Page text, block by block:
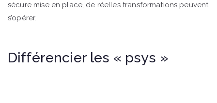
sécure mise en place, de réelles transformations peuvent
s’opérer.
Différencier les « psys »